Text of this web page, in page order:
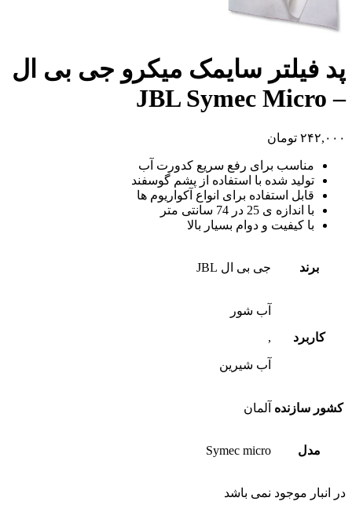
پد فیلتر سایمک میکرو جی بی ال
– JBL Symec Micro
۲۴۲,۰۰۰ تومان
مناسب برای رفع سریع کدورت آب
تولید شده با استفاده از پشم گوسفند
قابل استفاده برای انواع آکواریوم ها
با اندازه ی 25 در 74 سانتی متر
با کیفیت و دوام بسیار بالا
برند جی بی ال JBL
کاربرد
آب شور
,
آب شیرین
کشور سازنده آلمان
مدل Symec micro
در انبار موجود نمی باشد